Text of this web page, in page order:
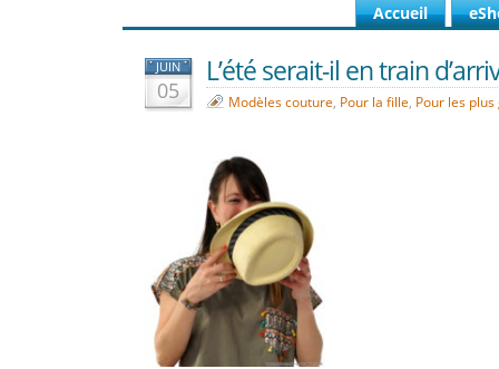
Accueil
JUIN
05
L’été serait-il en train
Modèles couture, Pour la fille, Pour les